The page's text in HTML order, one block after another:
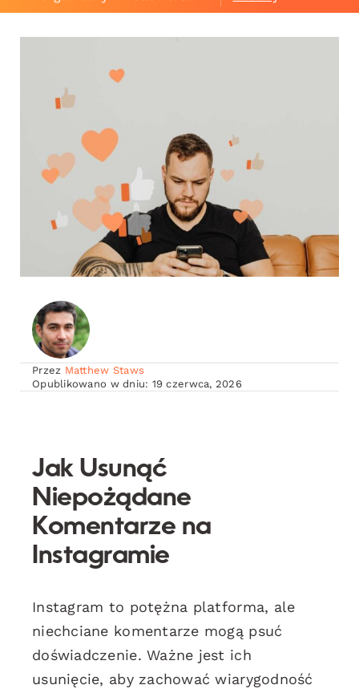
Przez Matthew Staws
Opublikowano w dniu: 19 czerwca, 2026
Jak Usunąć
Niepożądane
Komentarze na
Instagramie
Instagram to potężna platforma, ale
niechciane komentarze mogą psuć
doświadczenie. Ważne jest ich
usunięcie, aby zachować wiarygodność